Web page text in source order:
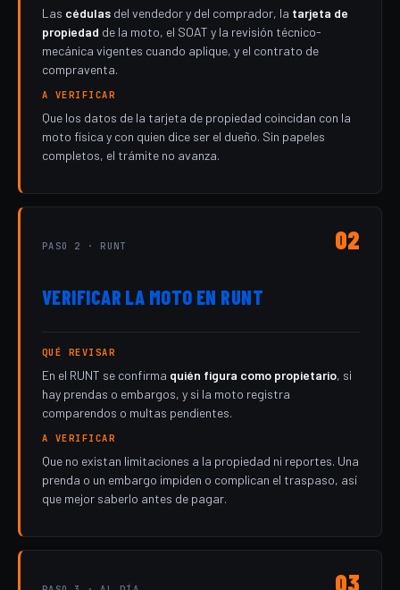
Las cédulas del vendedor y del comprador, la tarjeta de
propiedad de la moto, el SOAT y la revisión técnico-
mecánica vigentes cuando aplique, y el contrato de
compraventa.
A VERIFICAR
Que los datos de la tarjeta de propiedad coincidan con la
moto física y con quien dice ser el dueño. Sin papeles
completos, el trámite no avanza.
PASO 2 · RUNT
VERIFICAR LA MOTO EN RUNT
02
QUÉ REVISAR
En el RUNT se confirma quién figura como propietario, si
hay prendas o embargos, y si la moto registra
comparendos o multas pendientes.
A VERIFICAR
Que no existan limitaciones a la propiedad ni reportes. Una
prenda o un embargo impiden o complican el traspaso, así
que mejor saberlo antes de pagar.
03